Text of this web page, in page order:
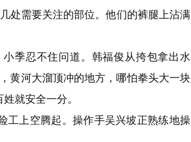
需要关注的部位。他们的裤腿上沾满
季忍不住问道。韩福俊从挎包拿出水
黄河大溜顶冲的地方，哪怕拳头大一块
就安全一分。
上空腾起。操作手吴兴坡正熟练地操